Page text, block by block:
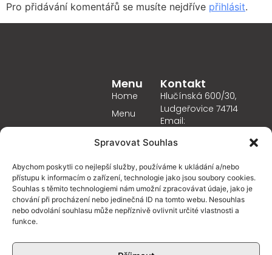
Spravovat Souhlas
Abychom poskytli co nejlepší služby, používáme k ukládání a/nebo
přístupu k informacím o zařízení, technologie jako jsou soubory cookies.
Souhlas s těmito technologiemi nám umožní zpracovávat údaje, jako je
chování při procházení nebo jedinečná ID na tomto webu. Nesouhlas
nebo odvolání souhlasu může nepříznivě ovlivnit určité vlastnosti a
funkce.
Pro přidávání komentářů se musíte nejdříve přihlásit.
Otevírací Doba
Úterý
10.00-22.00
Středa
10.00-22.00
Čtvrtek
10.00-22.00
Pátek
10.00-24.00
Neděle
09.30-22.00
Menu
Home
Menu
Zásady
cookies
(EU)
Kontakt
Kontakt
Hlučínská 600/30,
Ludgeřovice 74714
Email:
Tel.: +420 602 418 629